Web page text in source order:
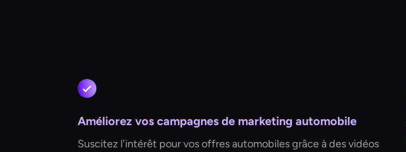
Améliorez vos campagnes de marketing automobile
Suscitez l'intérêt pour vos offres automobiles grâce à des vidéos